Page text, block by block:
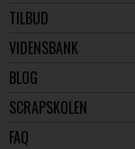
TILBUD
VIDENSBANK
BLOG
SCRAPSKOLEN
FAQ